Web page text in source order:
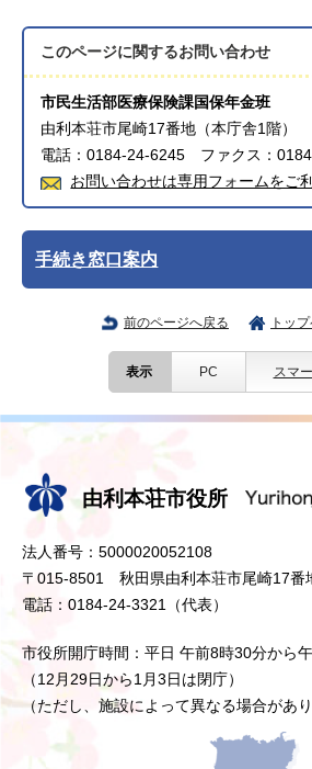
このページに関するお問い合わせ
市民生活部医療保険課国保年金班
由利本荘市尾崎17番地（本庁舎1階）
電話：0184-24-6245 ファクス：
お問い合わせは専用フォームをご
手続き窓口案内
前のページへ戻る トッ
表示 PC スマ
由利本荘市役所
法人番号：5000020052108
〒015-8501 秋田県由利本荘市尾崎17番
電話：0184-24-3321（代表）
市役所開庁時間：平日 午前8時30分から
（12月29日から1月3日は閉庁）
（ただし、施設によって異なる場合があり